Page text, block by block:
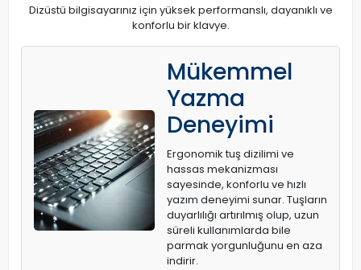
Dizüstü bilgisayarınız için yüksek performanslı, dayanıklı ve
konforlu bir klavye.
Mükemmel
Yazma
Deneyimi
Ergonomik tuş dizilimi ve
hassas mekanizması
sayesinde, konforlu ve hızlı
yazım deneyimi sunar. Tuşların
duyarlılığı artırılmış olup, uzun
süreli kullanımlarda bile
parmak yorgunluğunu en aza
indirir.